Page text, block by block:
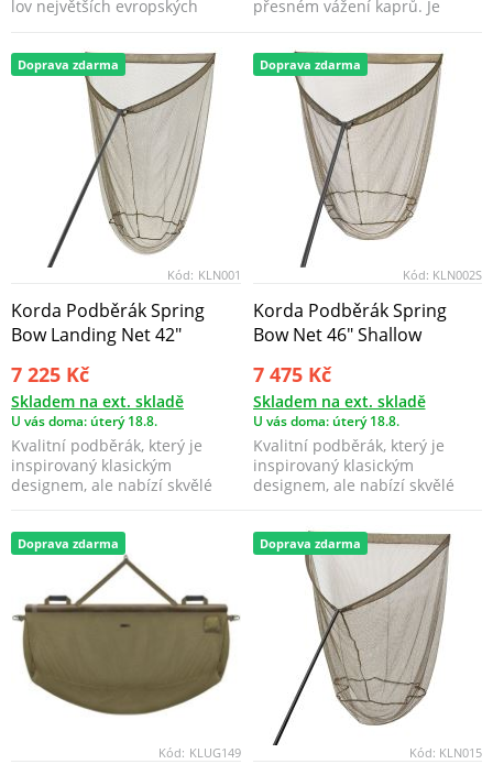
lov největších evropských
přesném vážení kaprů. Je
Doprava zdarma
Kód: KLN001
Korda Podběrák Spring
Bow Landing Net 42"
7 225 Kč
Skladem na ext. skladě
U vás doma: úterý 18.8.
Kvalitní podběrák, který je
inspirovaný klasickým
designem, ale nabízí skvělé
Doprava zdarma
Kód: KLN002S
Korda Podběrák Spring
Bow Net 46" Shallow
7 475 Kč
Skladem na ext. skladě
U vás doma: úterý 18.8.
Kvalitní podběrák, který je
inspirovaný klasickým
designem, ale nabízí skvělé
Doprava zdarma
Kód: KLUG149
Doprava zdarma
Kód: KLN015